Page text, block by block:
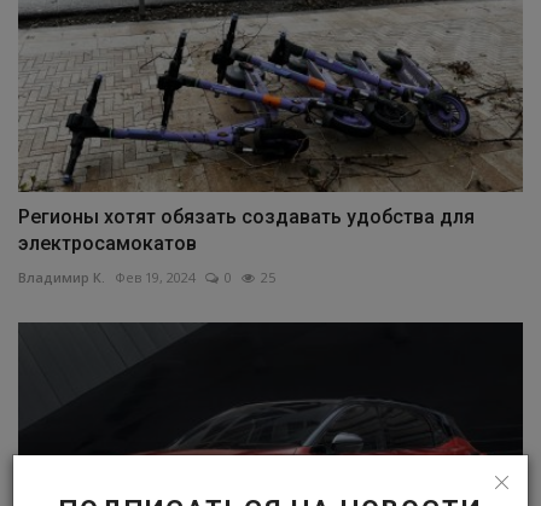
Регионы хотят обязать создавать удобства для
электросамокатов
Владимир К. Фев 19, 2024 0 25